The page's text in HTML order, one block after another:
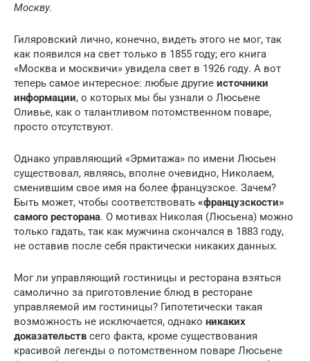
Москву.
Гиляровский лично, конечно, видеть этого не мог, так
как появился на свет только в 1855 году; его книга
«Москва и москвичи» увидела свет в 1926 году. А вот
теперь самое интересное: любые другие источники
информации, о которых мы бы узнали о Люсьене
Оливье, как о талантливом потомственном поваре,
просто отсутствуют.
Однако управляющий «Эрмитажа» по имени Люсьен
существовал, являясь, вполне очевидно, Николаем,
сменившим свое имя на более французское. Зачем?
Быть может, чтобы соответствовать «французскости»
самого ресторана. О мотивах Николая (Люсьена) можно
только гадать, так как мужчина скончался в 1883 году,
не оставив после себя практически никаких данных.
Мог ли управляющий гостиницы и ресторана взяться
самолично за приготовление блюд в ресторане
управляемой им гостиницы? Гипотетически такая
возможность не исключается, однако никаких
доказательств сего факта, кроме существования
красивой легенды о потомственном поваре Люсьене